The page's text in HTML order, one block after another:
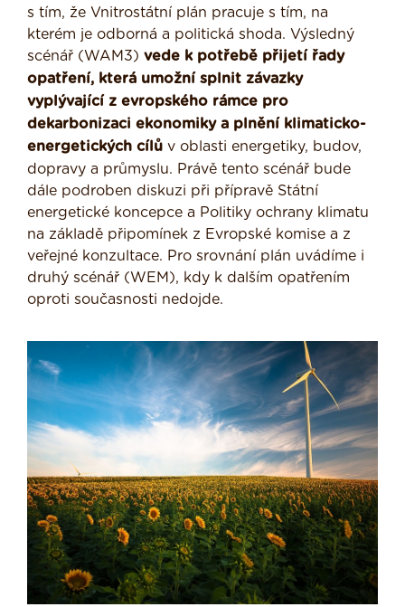
s tím, že Vnitrostátní plán pracuje s tím, na
kterém je odborná a politická shoda. Výsledný
scénář (WAM3) vede k potřebě přijetí řady
opatření, která umožní splnit závazky
vyplývající z evropského rámce pro
dekarbonizaci ekonomiky a plnění klimaticko-
energetických cílů v oblasti energetiky, budov,
dopravy a průmyslu. Právě tento scénář bude
dále podroben diskuzi při přípravě Státní
energetické koncepce a Politiky ochrany klimatu
na základě připomínek z Evropské komise a z
veřejné konzultace. Pro srovnání plán uvádíme i
druhý scénář (WEM), kdy k dalším opatřením
oproti současnosti nedojde.